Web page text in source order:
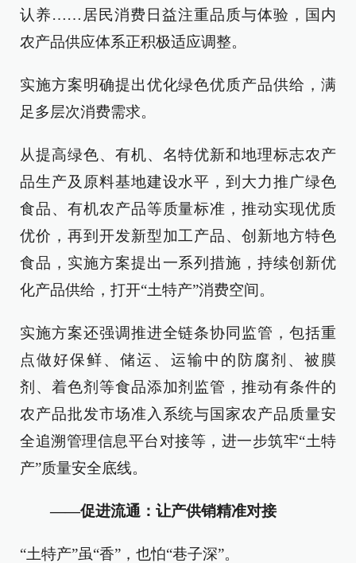
认养……居民消费日益注重品质与体验，国内
农产品供应体系正积极适应调整。
实施方案明确提出优化绿色优质产品供给，满
足多层次消费需求。
从提高绿色、有机、名特优新和地理标志农产
品生产及原料基地建设水平，到大力推广绿色
食品、有机农产品等质量标准，推动实现优质
优价，再到开发新型加工产品、创新地方特色
食品，实施方案提出一系列措施，持续创新优
化产品供给，打开“土特产”消费空间。
实施方案还强调推进全链条协同监管，包括重
点做好保鲜、储运、运输中的防腐剂、被膜
剂、着色剂等食品添加剂监管，推动有条件的
农产品批发市场准入系统与国家农产品质量安
全追溯管理信息平台对接等，进一步筑牢“土特
产”质量安全底线。
——促进流通：让产供销精准对接
“土特产”虽“香”，也怕“巷子深”。